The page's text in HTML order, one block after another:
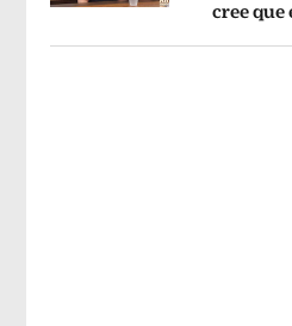
Opens in new windowcree que
imagen